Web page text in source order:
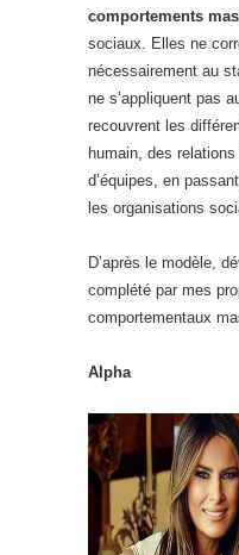
comportements
sociaux. Elles ne
nécessairement au
ne s’appliquent pas
recouvrent les
humain, des
d’équipes, en
les organisations
D’après le modèle,
complété par mes
comportementaux
Alpha